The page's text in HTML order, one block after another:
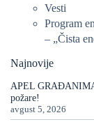
Vesti
Program
– „Čista
Najnovije
APEL
požare!
avgust 5, 2026